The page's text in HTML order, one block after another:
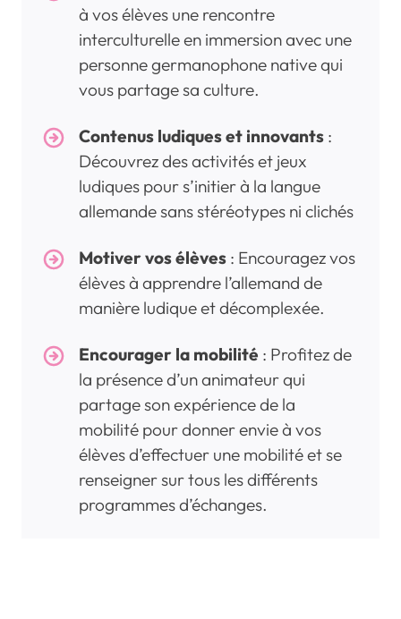
à vos élèves une rencontre
interculturelle en immersion avec une
personne germanophone native qui
vous partage sa culture.
Contenus ludiques et innovants :
Découvrez des activités et jeux
ludiques pour s’initier à la langue
allemande sans stéréotypes ni clichés
Motiver vos élèves : Encouragez vos
élèves à apprendre l’allemand de
manière ludique et décomplexée.
Encourager la mobilité : Profitez de
la présence d’un animateur qui
partage son expérience de la
mobilité pour donner envie à vos
élèves d’effectuer une mobilité et se
renseigner sur tous les différents
programmes d’échanges.